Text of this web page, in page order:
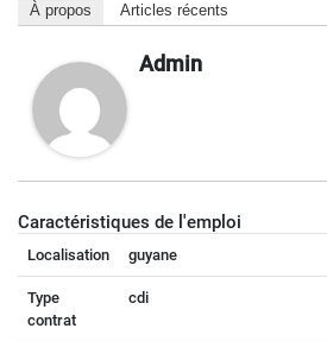
À propos Articles récents
Admin
Caractéristiques de l'emploi
Localisation guyane
Type
contrat
cdi